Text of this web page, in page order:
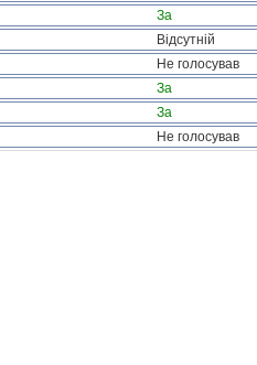
За
Відсутній
Не голосував
За
За
Не голосував